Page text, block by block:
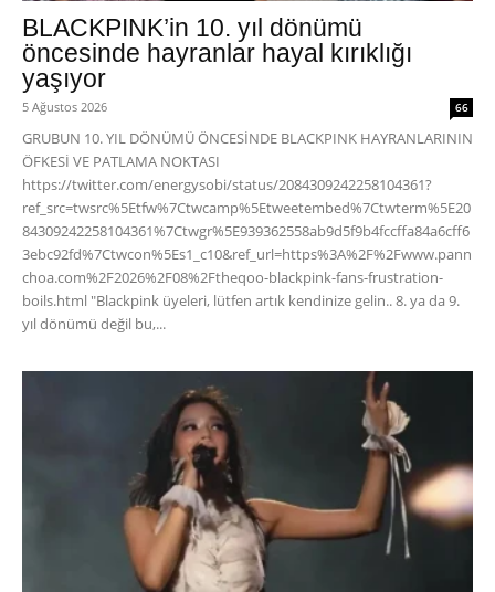
BLACKPINK’in 10. yıl dönümü
öncesinde hayranlar hayal kırıklığı
yaşıyor
5 Ağustos 2026 66
GRUBUN 10. YIL DÖNÜMÜ ÖNCESİNDE BLACKPINK HAYRANLARININ
ÖFKESİ VE PATLAMA NOKTASI
https://twitter.com/energysobi/status/2084309242258104361?
ref_src=twsrc%5Etfw%7Ctwcamp%5Etweetembed%7Ctwterm%5E20
84309242258104361%7Ctwgr%5E939362558ab9d5f9b4fccffa84a6cff6
3ebc92fd%7Ctwcon%5Es1_c10&ref_url=https%3A%2F%2Fwww.pann
choa.com%2F2026%2F08%2Ftheqoo-blackpink-fans-frustration-
boils.html "Blackpink üyeleri, lütfen artık kendinize gelin.. 8. ya da 9.
yıl dönümü değil bu,...